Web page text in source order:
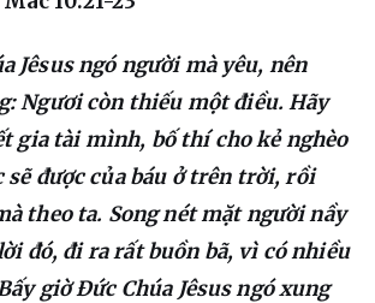
Jêsus ngó người mà yêu, nên
Ngươi còn thiếu một điều. Hãy
gia tài mình, bố thí cho kẻ nghèo
sẽ được của báu ở trên trời, rồi
theo ta. Song nét mặt người nầy
đó, đi ra rất buồn bã, vì có nhiều
giờ Đức Chúa Jêsus ngó xung